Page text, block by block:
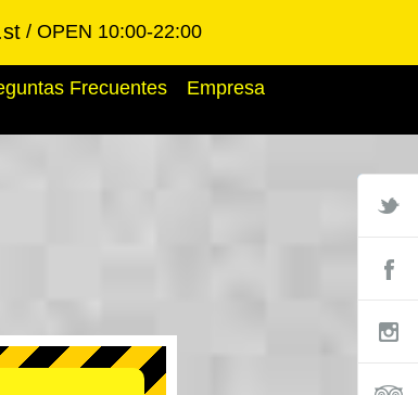
OPEN 10:00-22:00
Frecuentes
Empresa